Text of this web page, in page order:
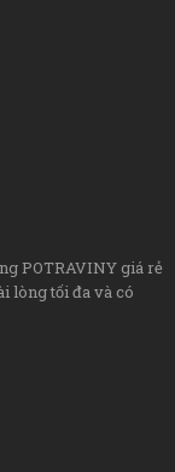
POTRAVINY giá rẻ
lòng tối đa và có